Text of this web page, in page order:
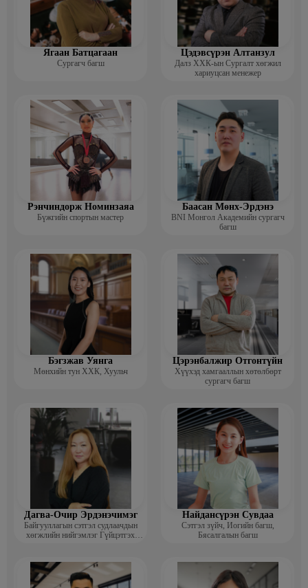
Ягаан Батцагаан
Сургагч багш
Цэдэвсүрэн Алтанзул
Далз ХХК-ын Сургалт хөгжил
хариуцсан менежер
Рэнчиндорж Номинзаяа
Бүжгийн спортын мастер
Баасан Мөнх-Эрдэнэ
BNI Монгол Академийн сургагч
багш
Бэгзжав Уянга
Мөнхийн тун ХХК, Хуульч
Цэрэнбалжир Отгонтүйн
Хүүхэд хамгааллын хөтөлбөрт
сургагч багш
Дагва-Очир Эрдэнэчимэг
Байгууллагын сэтгэл судлаачдын
хөгжлийн нийгэмлэг Гүйцэтгэх
Найдансүрэн Сувдаа
Сэтгэл зүйч, Иогийн багш,
Бясалгалын багш